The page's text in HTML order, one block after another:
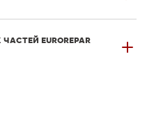
EUROREPAR